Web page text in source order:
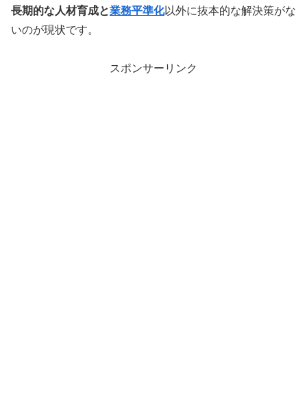
長期的な人材育成と業務平準化以外に抜本的な解決策がな
いのが現状です。
スポンサーリンク